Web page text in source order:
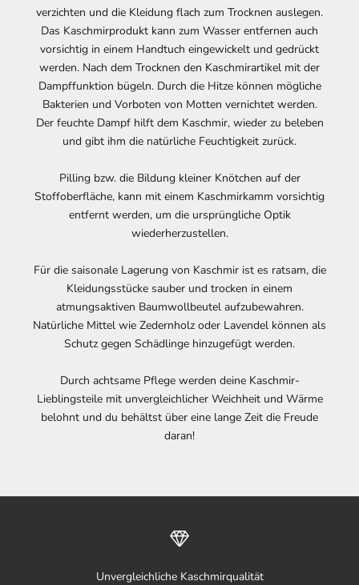
verzichten und die Kleidung flach zum Trocknen auslegen.
Das Kaschmirprodukt kann zum Wasser entfernen auch
vorsichtig in einem Handtuch eingewickelt und gedrückt
werden. Nach dem Trocknen den Kaschmirartikel mit der
Dampffunktion bügeln. Durch die Hitze können mögliche
Bakterien und Vorboten von Motten vernichtet werden.
Der feuchte Dampf hilft dem Kaschmir, wieder zu beleben
und gibt ihm die natürliche Feuchtigkeit zurück.
Pilling bzw. die Bildung kleiner Knötchen auf der
Stoffoberfläche, kann mit einem Kaschmirkamm vorsichtig
entfernt werden, um die ursprüngliche Optik
wiederherzustellen.
Für die saisonale Lagerung von Kaschmir ist es ratsam, die
Kleidungsstücke sauber und trocken in einem
atmungsaktiven Baumwollbeutel aufzubewahren.
Natürliche Mittel wie Zedernholz oder Lavendel können als
Schutz gegen Schädlinge hinzugefügt werden.
Durch achtsame Pflege werden deine Kaschmir-
Lieblingsteile mit unvergleichlicher Weichheit und Wärme
belohnt und du behältst über eine lange Zeit die Freude
daran!
Unvergleichliche Kaschmirqualität